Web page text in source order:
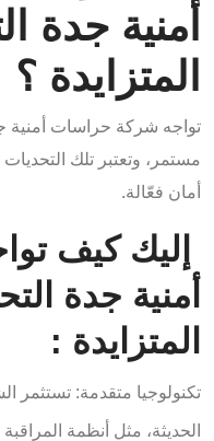
أمنية جدة
المتزايدة ؟
تواجه شركة حراسات أمنية
مستمر، وتعتبر تلك
أمان فعّالة.
إليك كيف
أمنية جدة
المتزايدة :
تكنولوجيا متقدمة: تستثمر
الحديثة، مثل أنظمة